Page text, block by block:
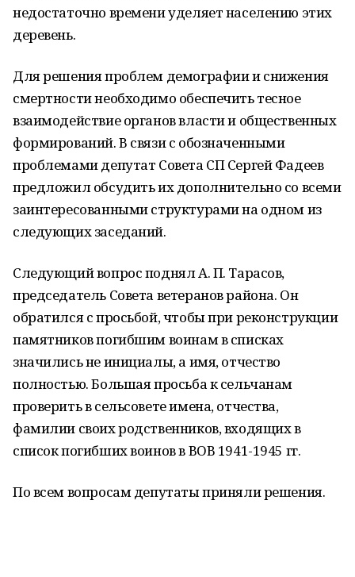
недостаточно времени уделяет населению этих
деревень.
Для решения проблем демографии и снижения
смертности необходимо обеспечить тесное
взаимодействие органов власти и общественных
формирований. В связи с обозначенными
проблемами депутат Совета СП Сергей Фадеев
предложил обсудить их дополнительно со всеми
заинтересованными структурами на одном из
следующих заседаний.
Следующий вопрос поднял А. П. Тарасов,
председатель Совета ветеранов района. Он
обратился с просьбой, чтобы при реконструкции
памятников погибшим воинам в списках
значились не инициалы, а имя, отчество
полностью. Большая просьба к сельчанам
проверить в сельсовете имена, отчества,
фамилии своих родственников, входящих в
список погибших воинов в ВОВ 1941-1945 гг.
По всем вопросам депутаты приняли решения.